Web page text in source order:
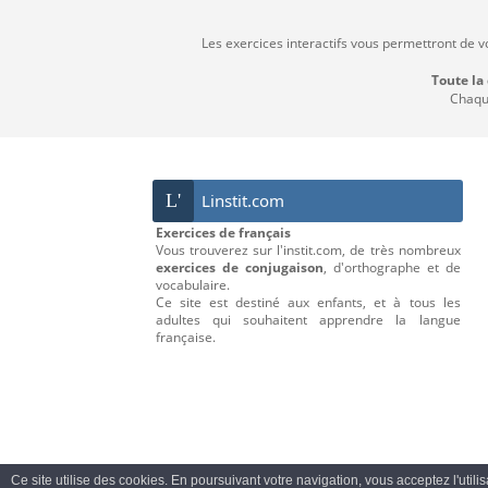
Ce site utilise des cookies. En poursuivant votre navigation, vous acceptez
Les exercices interactifs vous permettront de
Toute la
L' Linstit.com
Exercices de français
Vous trouverez sur l'instit.com, de très nombreux
exercices de conjugaison, d'orthographe et de
vocabulaire.
Ce site est destiné aux enfants, et à tous les
adultes qui souhaitent apprendre la langue
française.